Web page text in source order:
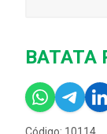
BATATA